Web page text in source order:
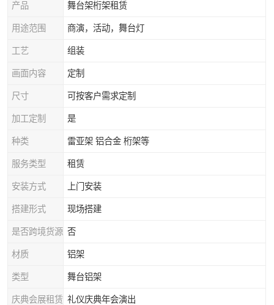
产品 舞台架桁架租赁
用途范围 商演，活动，舞台灯
工艺 组装
画面内容 定制
尺寸 可按客户需求定制
加工定制 是
种类 雷亚架 铝合金 桁架等
服务类型 租赁
安装方式 上门安装
搭建形式 现场搭建
是否跨境货源 否
材质 铝架
类型 舞台铝架
庆典会展租赁 礼仪庆典年会演出